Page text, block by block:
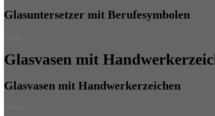
Glasuntersetzer mit Berufesymbolen
Glasvasen mit
Glasvasen mit Handwerkerzeichen